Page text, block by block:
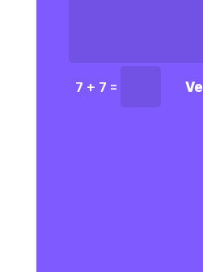
7 + 7 =